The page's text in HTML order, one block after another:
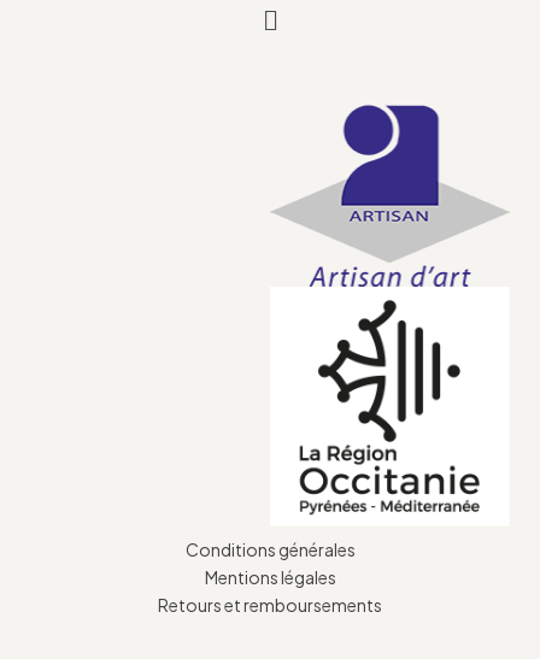
Conditions générales
Mentions légales
Retours et remboursements